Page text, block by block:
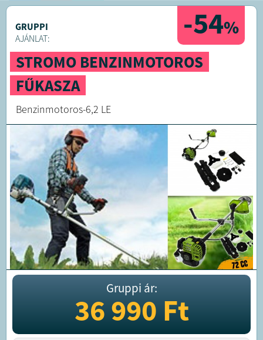
-54%
GRUPPI
AJÁNLAT:
STROMO BENZINMOTOROS
FŰKASZA
Benzinmotoros-6,2 LE
Gruppi ár:
36 990Ft